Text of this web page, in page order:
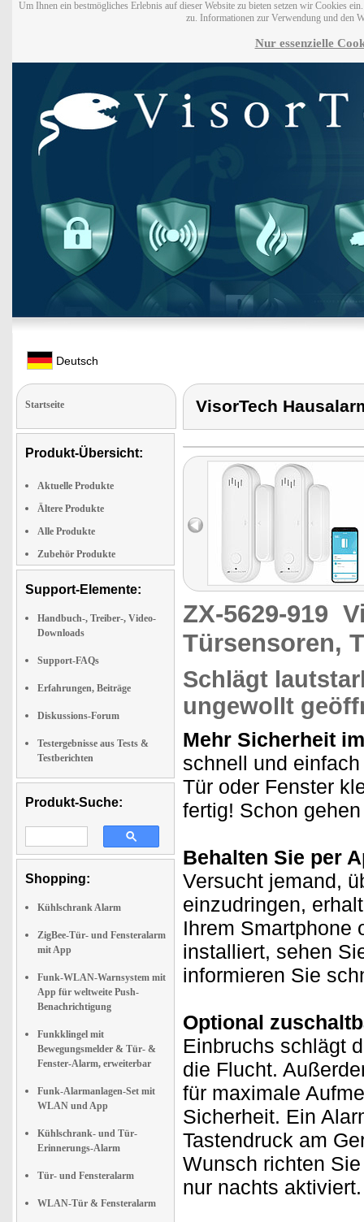
Um Ihnen ein bestmögliches Erlebnis auf dieser Website zu bieten setzen wir Cookies
zu. Informationen zur Verwendung und den
Nur essenzielle
Deutsch
Startseite
Produkt-Übersicht:
Aktuelle Produkte
Ältere Produkte
Alle Produkte
Zubehör Produkte
Support-Elemente:
Handbuch-, Treiber-, Video-
Downloads
Support-FAQs
Erfahrungen, Beiträge
Diskussions-Forum
Testergebnisse aus Tests &
Testberichten
Produkt-Suche:
Shopping:
Kühlschrank Alarm
ZigBee-Tür- und Fensteralarm
mit App
Funk-WLAN-Warnsystem mit
App für weltweite Push-
Benachrichtigung
Funkklingel mit
Bewegungsmelder & Tür- &
Fenster-Alarm, erweiterbar
Funk-Alarmanlagen-Set mit
WLAN und App
Kühlschrank- und Tür-
Erinnerungs-Alarm
Tür- und Fensteralarm
WLAN-Tür & Fensteralarm
VisorTech
ZX-5629-919
Türsensoren,
Schlägt
ungewollt
Mehr Sicherheit
schnell und
Tür oder Fenster
fertig! Schon
Behalten Sie per
Versucht jemand,
einzudringen,
Ihrem Smartphone
installiert, sehen
informieren Sie
Optional
Einbruchs schlägt
die Flucht.
für maximale
Sicherheit. Ein
Tastendruck am
Wunsch richten
nur nachts aktiviert.